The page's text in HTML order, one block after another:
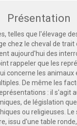
Présentation
telles que l'élevage
chez le cheval de trait
aujourd'hui des
rappeler que les
concerne les animaux
De même les
: il s'agit
de législation
ou religieuses. Le
issu d'une table